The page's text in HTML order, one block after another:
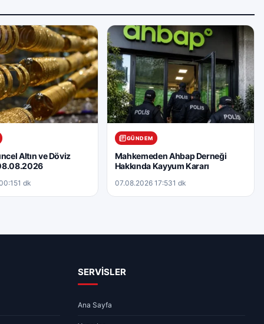
Altın ve Döviz
1 dk
GÜNDEM
Mahkemeden Ahbap Derneği
Hakkında Kayyum Kararı
07.08.2026 17:531 dk
SERVİSLER
Ana Sayfa